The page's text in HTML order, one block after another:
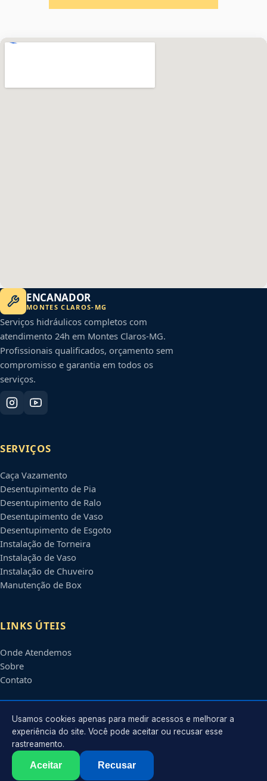
ENCANADOR
MONTES CLAROS- MG
Serviços hidráulicos completos com
atendimento 24h em Montes Claros-MG.
Profissionais qualificados, orçamento sem
compromisso e garantia em todos os
serviços.
SERVIÇOS
Caça Vazamento
Desentupimento de Pia
Desentupimento de Ralo
Desentupimento de Vaso
Desentupimento de Esgoto
Instalação de Torneira
Instalação de Vaso
Instalação de Chuveiro
Manutenção de Box
LINKS ÚTEIS
Onde Atendemos
Sobre
Contato
CONTATO
Atendimento em
contato@encanadoremmontesclaros.com.br
2026 Encanador emMontes Claros
. Todos os direitos reservados.
Usamos cookies apenas para medir acessos e melhorar a
experiência do site. Você pode aceitar ou recusar esse
rastreamento.
Aceitar Recusar